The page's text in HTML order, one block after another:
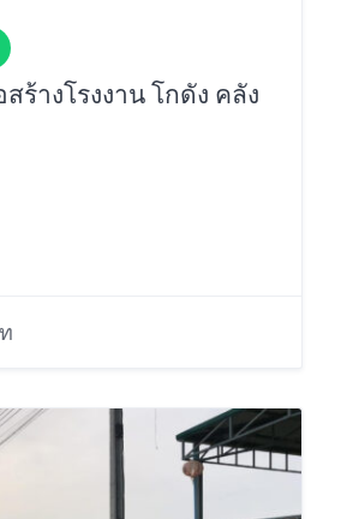
ร้างโรงงาน โกดัง คลัง